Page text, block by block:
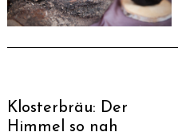
Klosterbräu: Der
Himmel so nah